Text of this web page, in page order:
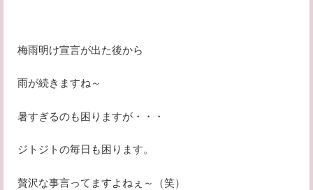
梅雨明け宣言が出た後から
雨が続きますね～
暑すぎるのも困りますが・・・
ジトジトの毎日も困ります。
贅沢な事言ってますよねぇ～（笑）